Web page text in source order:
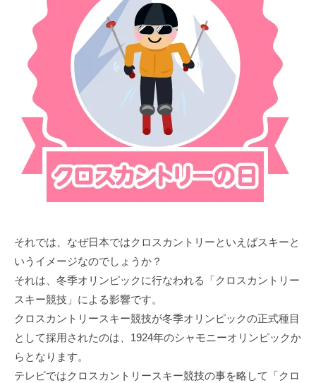
それでは、なぜ日本ではクロスカントリーといえばスキーと
いうイメージなのでしょうか？
それは、冬季オリンピックに行なわれる「クロスカントリー
スキー競技」による影響です。
クロスカントリースキー競技が冬季オリンピックの正式種目
として採用されたのは、1924年のシャモニーオリンピックか
らとなります。
テレビではクロスカントリースキー競技の事を略して「クロ